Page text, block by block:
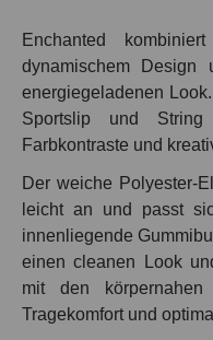
Enchanted
dynamischem Design
energiegeladenen
Sportslip und
Farbkontraste und
Der weiche Polyester-
leicht an und passt
innenliegende
einen cleanen Look
mit den
Tragekomfort und